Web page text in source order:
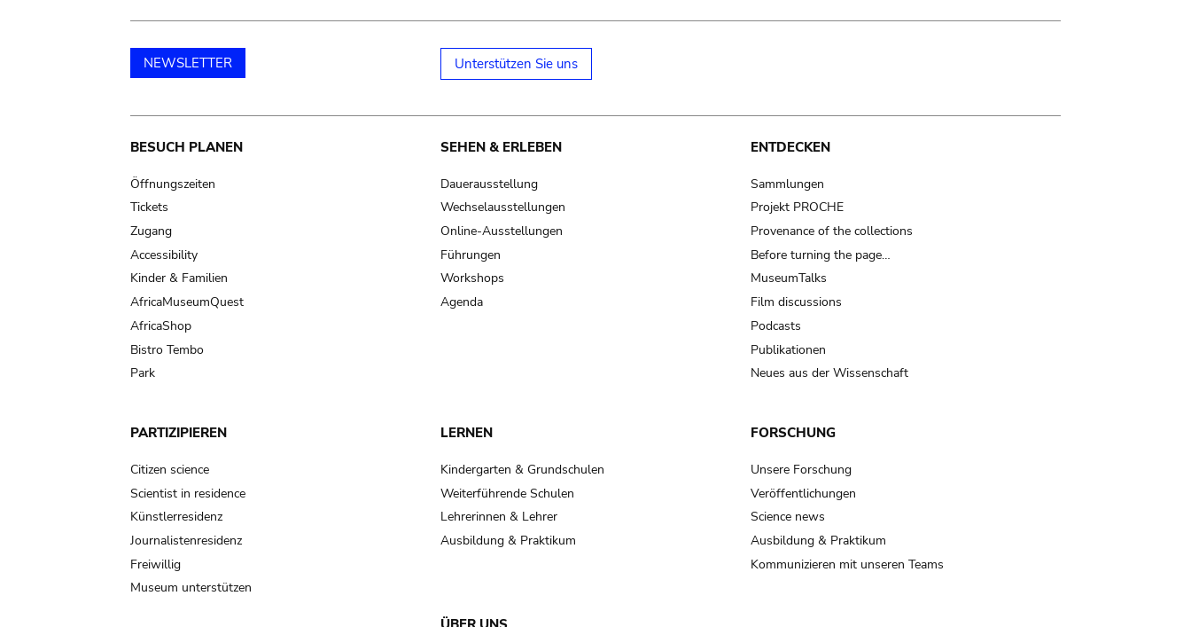
NEWSLETTER Unterstützen Sie uns
Main
navigation
BESUCH PLANEN
Öffnungszeiten
Tickets
Zugang
Accessibility
Kinder & Familien
AfricaMuseumQuest
AfricaShop
Bistro Tembo
Park
SEHEN & ERLEBEN
Dauerausstellung
Wechselausstellungen
Online-Ausstellungen
Führungen
Workshops
Agenda
ENTDECKEN
Sammlungen
Projekt PROCHE
Provenance of the collections
Before turning the page…
MuseumTalks
Film discussions
Podcasts
Publikationen
Neues aus der Wissenschaft
PARTIZIPIEREN
Citizen science
Scientist in residence
Künstlerresidenz
Journalistenresidenz
Freiwillig
Museum unterstützen
LERNEN
Kindergarten & Grundschulen
Weiterführende Schulen
Lehrerinnen & Lehrer
Ausbildung & Praktikum
FORSCHUNG
Unsere Forschung
Veröffentlichungen
Science news
Ausbildung & Praktikum
Kommunizieren mit unseren Teams